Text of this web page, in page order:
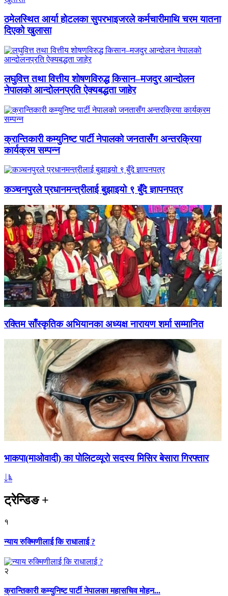
ठमेलस्थित आर्या होटलका सुपरभाइजरले कर्मचारीमाथि चरम यातना
दिएको खुलासा
लघुवित्त तथा वित्तीय शोषणविरुद्ध किसान–मजदुर आन्दोलन
नेपालको आन्दोलनप्रति ऐक्यबद्धता जाहेर
क्रान्तिकारी कम्युनिष्ट पार्टी नेपालको जनतासँग अन्तरक्रिया
कार्यक्रम सम्पन्न
कञ्चनपुरले प्रधानमन्त्रीलाई बुझाइयो ९ बुँदे ज्ञापनपत्र
रक्तिम साँस्कृतिक अभियानका अध्यक्ष नारायण शर्मा सम्मानित
भाकपा(माओवादी) का पोलिटव्यूरो सदस्य मिसिर बेसारा गिरफ्तार
ट्रेन्डिङ+
१
न्याय रुक्मिणीलाई कि राधालाई ?
२
क्रान्तिकारी कम्युनिष्ट पार्टी नेपालका महासचिव मोहन...